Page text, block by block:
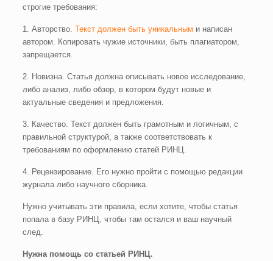
строгие требования:
1. Авторство. Текст должен быть уникальным и написан
автором. Копировать чужие источники, быть плагиатором,
запрещается.
2. Новизна. Статья должна описывать новое исследование,
либо анализ, либо обзор, в котором будут новые и
актуальные сведения и предложения.
3. Качество. Текст должен быть грамотным и логичным, с
правильной структурой, а также соответствовать к
требованиям по оформлению статей РИНЦ.
4. Рецензирование. Его нужно пройти с помощью редакции
журнала либо научного сборника.
Нужно учитывать эти правила, если хотите, чтобы статья
попала в базу РИНЦ, чтобы там остался и ваш научный
след.
Нужна помощь со статьей РИНЦ.